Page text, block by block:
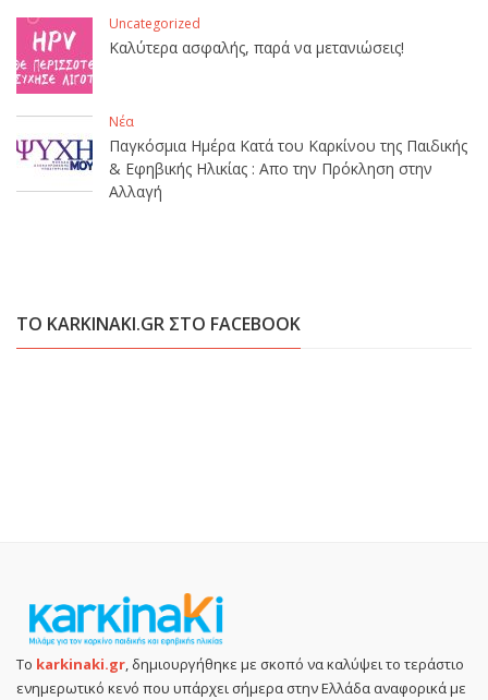
Uncategorized
Καλύτερα ασφαλής, παρά να μετανιώσεις!
Νέα
Παγκόσμια Ημέρα Κατά του Καρκίνου της Παιδικής
& Εφηβικής Ηλικίας : Απο την Πρόκληση στην
Αλλαγή
ΤΟ KARKINAKI.GR ΣΤΟ FACEBOOK
Το karkinaki.gr, δημιουργήθηκε με σκοπό να καλύψει το τεράστιο
ενημερωτικό κενό που υπάρχει σήμερα στην Ελλάδα αναφορικά με